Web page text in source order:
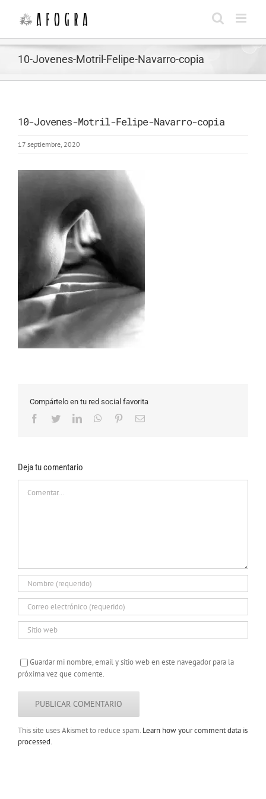
contenido
10-Jovenes-Motril-Felipe-Navarro-copia
10-Jovenes-Motril-Felipe-Navarro-copia
17 septiembre, 2020
Compártelo en tu red social favorita
Facebook
TwitterLinkedInWhatsApp
PinterestCorreo
Deja tu comentario
Guardar mi nombre, email y sitio web en este navegador para la
próxima vez que comente.
This site uses Akismet to reduce spam. Learn how your comment data is
processed.